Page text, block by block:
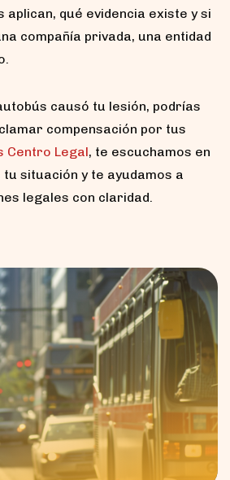
aplican, qué evidencia existe y si
compañía privada, una entidad
causó tu lesión, podrías
compensación por tus
Centro Legal, te escuchamos en
situación y te ayudamos a
legales con claridad.